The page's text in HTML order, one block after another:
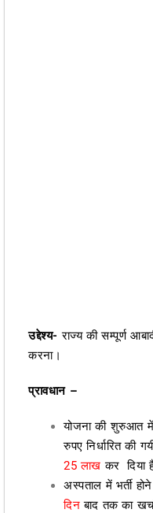
उद्देश्य- राज्य की सम्पूर्ण
करना।
प्रावधान –
योजना की शुरुआत में
रुपए निर्धारित की
25 लाख कर दिया
अस्पताल में भर्ती
दिन बाद तक का